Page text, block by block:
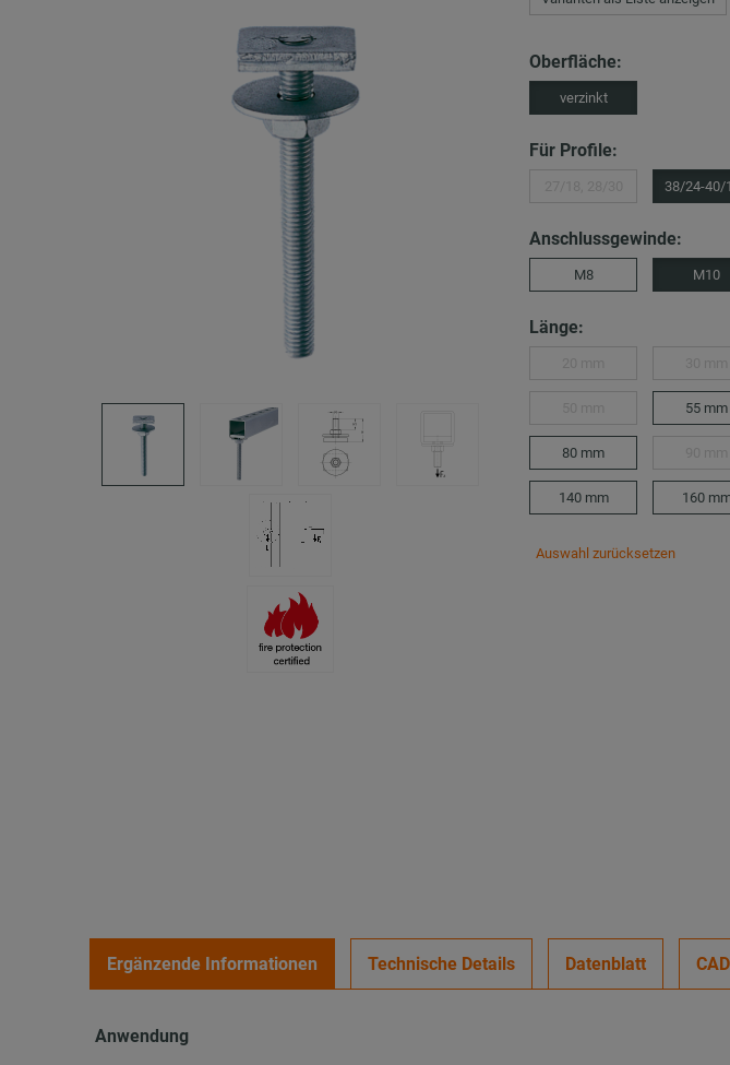
Oberfläche:
verzinkt
Für Profile:
38/24-40/
Anschlussgewinde:
M8 M10
Länge:
55 mm
80 mm
140 mm 160
Auswahl zurücksetzen
Ergänzende Informationen Technische Details Datenblatt CAD
Anwendung